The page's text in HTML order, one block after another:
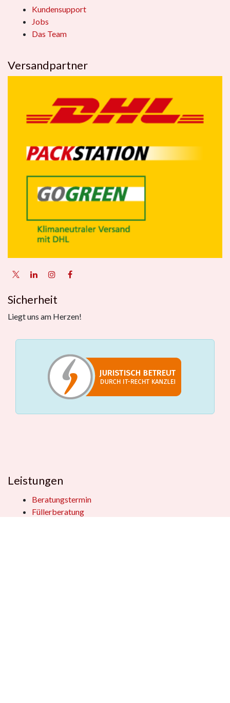
Kundensupport
Jobs
Das Team
Versandpartner
Sicherheit
Liegt uns am Herzen!
Leistungen
Beratungstermin
Füllerberatung